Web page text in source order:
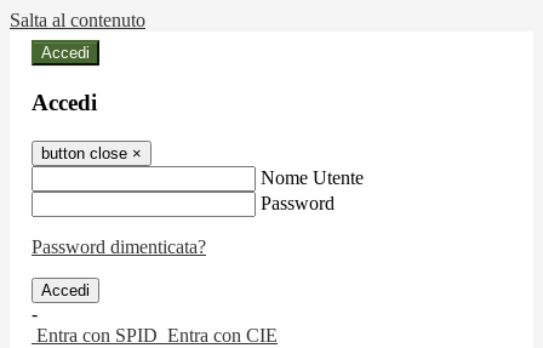
Salta al contenuto
Accedi
Accedi
button close ×
Nome Utente
Password
Password dimenticata?
-
Entra con SPID Entra con CIE